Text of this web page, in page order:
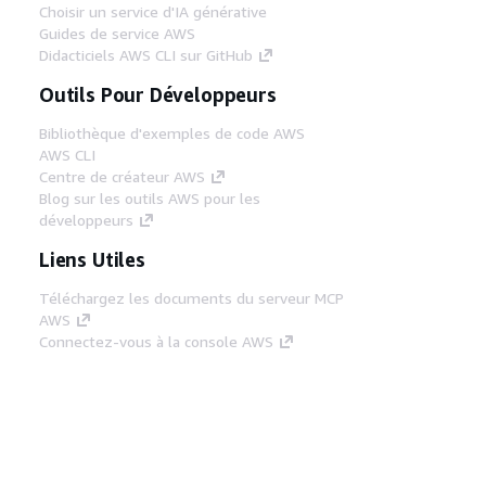
Choisir un service d'IA générative
Guides de service AWS
Didacticiels AWS CLI sur GitHub
Outils Pour Développeurs
Bibliothèque d'exemples de code AWS
AWS CLI
Centre de créateur AWS
Blog sur les outils AWS pour les
développeurs
Liens Utiles
Téléchargez les documents du serveur MCP
AWS
Connectez-vous à la console AWS